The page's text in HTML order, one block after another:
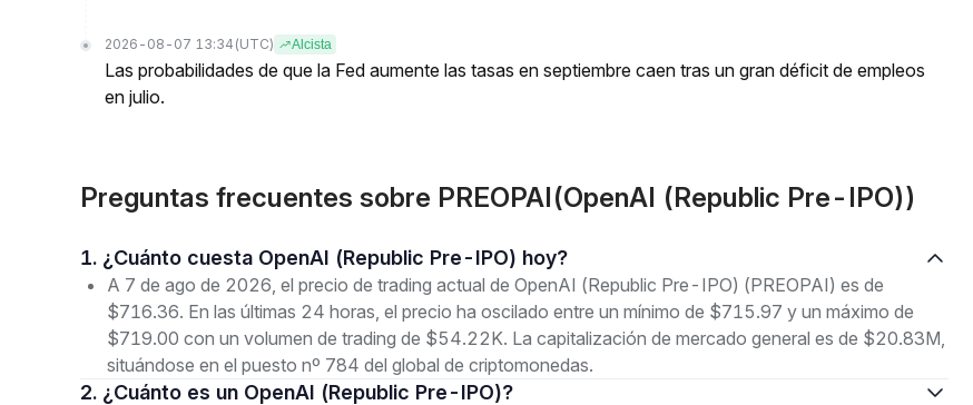
2026-08-07 13:34 (UTC) Alcista
Las probabilidades de que la Fed aumente las tasas en septiembre caen tras un gran déficit de empleos
en julio.
Preguntas frecuentes sobre PREOPAI(OpenAI (Republic Pre-IPO))
1. ¿Cuánto cuesta OpenAI (Republic Pre-IPO) hoy?
A 7 de ago de 2026, el precio de trading actual de OpenAI (Republic Pre-IPO) (PREOPAI) es de
$716.36. En las últimas 24 horas, el precio ha oscilado entre un mínimo de $715.97 y un máximo de
$719.00 con un volumen de trading de $54.22K. La capitalización de mercado general es de $20.83M,
situándose en el puesto nº 784 del global de criptomonedas.
2. ¿Cuánto es un OpenAI (Republic Pre-IPO)?